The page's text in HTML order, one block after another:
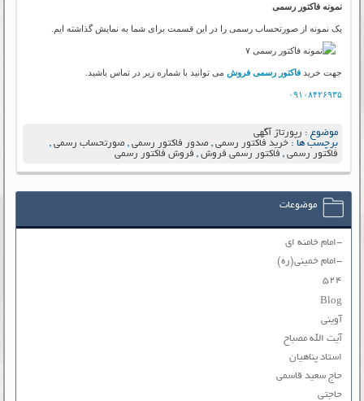
نمونه فاکتور رسمی
یک نمونه از صورتحساب رسمی را در این قسمت برای شما به نمایش گذاشته ایم.
جهت خریدفاکتور رسمی فروش می توانید با شماره زیر در تماس باشید.
۰۹۱۰۸۴۲۶۹۳۵
موضوع : رپورتاژ آگهی
برچسب ها :خرید فاکتور رسمی ,صدور فاکتور رسمی ,صورتحساب رسمی ,
فاکتور رسمی , فاکتور رسمی فروش , فروش فاکتور رسمی
موضوعات
-امام خامنه ای
-امام خمینی(ره)
۵۲۴
Blog
آوینی
آیت الله مصباح
استاد پناهیان
حاج سعید قاسمی
حاجتی